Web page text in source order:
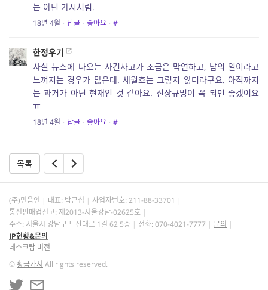
는 아닌 가시처럼.
18년 4월 · 답글 · 좋아요 · #
한정우기
사실 뉴스에 나오는 사건사고가 조금은 막연하고, 남의 일이라고
느껴지는 경우가 많은데. 세월호는 그렇지 않더라구요. 아직까지
는 과거가 아닌 현재인 것 같아요. 진상규명이 꼭 되면 좋겠어요
ㅠ
18년 4월 · 답글 · 좋아요 · #
목록
(주)민음인 대표: 박근섭 사업자번호: 211-88-33701
통신판매업신고: 제2013-서울강남-02625호
주소: 서울시 강남구 도산대로 1길 62 5층
전화: 070-4021-7777
문의
IP현황&문의
데스크탑 버전
©황금가지 All rights reserved.